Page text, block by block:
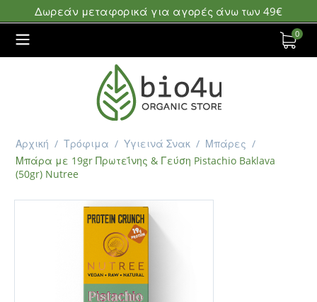
Δωρεάν μεταφορικά για αγορές άνω των 49€
0
Αρχική / Τρόφιμα / Υγιεινά Σνακ / Μπάρες /
Μπάρα με 19gr Πρωτεΐνης & Γεύση Pistachio Baklava
(50gr) Nutree